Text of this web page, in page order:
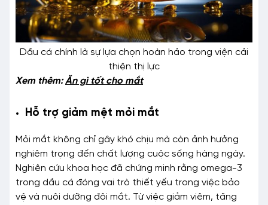
Dầu cá chính là sự lựa chọn hoàn hảo trong viện cải
thiện thị lực
Xem thêm:Ăn gì tốt cho mắt
Hỗ trợ giảm mệt mỏi mắt
Mỏi mắt không chỉ gây khó chịu mà còn ảnh hưởng
nghiêm trọng đến chất lượng cuộc sống hàng ngày.
Nghiên cứu khoa học đã chứng minh rằng omega-3
trong dầu cá đóng vai trò thiết yếu trong việc bảo
vệ và nuôi dưỡng đôi mắt. Từ việc giảm viêm, tăng